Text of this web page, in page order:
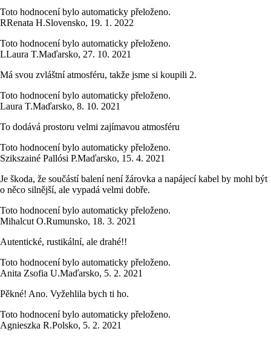
Toto hodnocení bylo automaticky přeloženo.
RRenata H.Slovensko, 19. 1. 2022
Toto hodnocení bylo automaticky přeloženo.
LLaura T.Maďarsko, 27. 10. 2021
Má svou zvláštní atmosféru, takže jsme si koupili 2.
Toto hodnocení bylo automaticky přeloženo.
Laura T.Maďarsko, 8. 10. 2021
To dodává prostoru velmi zajímavou atmosféru
Toto hodnocení bylo automaticky přeloženo.
Szikszainé Pallósi P.Maďarsko, 15. 4. 2021
Je škoda, že součástí balení není žárovka a napájecí kabel by mohl být
o něco silnější, ale vypadá velmi dobře.
Toto hodnocení bylo automaticky přeloženo.
Mihalcut O.Rumunsko, 18. 3. 2021
Autentické, rustikální, ale drahé!!
Toto hodnocení bylo automaticky přeloženo.
Anita Zsofia U.Maďarsko, 5. 2. 2021
Pěkné! Ano. Vyžehlila bych ti ho.
Toto hodnocení bylo automaticky přeloženo.
Agnieszka R.Polsko, 5. 2. 2021